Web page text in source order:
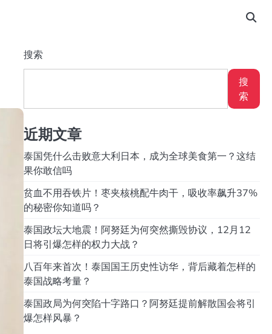
搜索
搜
索
近期文章
泰国凭什么击败意大利日本，成为全球美食第一？这结
果你敢信吗
贫血不用吞铁片！枣夹核桃配牛肉干，吸收率飙升37%
的秘密你知道吗？
泰国政坛大地震！阿努廷为何突然撕毁协议，12月12
日将引爆怎样的权力大战？
八百年来首次！泰国国王历史性访华，背后藏着怎样的
泰国战略考量？
泰国政局为何突陷十字路口？阿努廷提前解散国会将引
爆怎样风暴？